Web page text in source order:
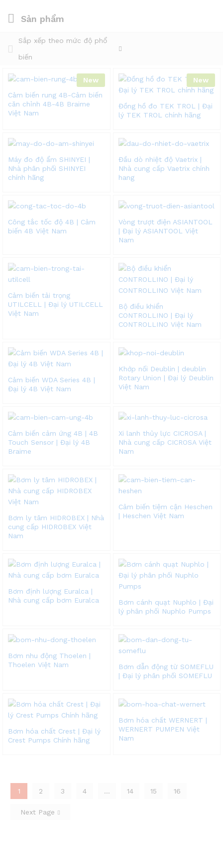
Sản phẩm
Sắp xếp theo mức độ phổ
biến
New
Cảm biến rung 4B-Cảm biến
căn chỉnh 4B-4B Braime
Việt Nam
New
Đồng hồ đo TEK TROL | Đại
lý TEK TROL chính hãng
Máy đo độ ẩm SHINYEI |
Nhà phân phối SHINYEI
chính hãng
Đầu dò nhiệt độ Vaetrix |
Nhà cung cấp Vaetrix chính
hang
Công tắc tốc độ 4B | Cảm
biến 4B Việt Nam
Vòng trượt điện ASIANTOOL
| Đại lý ASIANTOOL Việt
Nam
Cảm biến tải trọng
UTILCELL | Đại lý UTILCELL
Việt Nam
Bộ điều khiển
CONTROLLINO | Đại lý
CONTROLLINO Việt Nam
Cảm biến WDA Series 4B |
Đại lý 4B Việt Nam
Khớp nối Deublin | deublin
Rotary Union | Đại lý Deublin
Việt Nam
Cảm biến cảm ứng 4B | 4B
Touch Sensor | Đại lý 4B
Braime
Xi lanh thủy lực CICROSA |
Nhà cung cấp CICROSA Việt
Nam
Bơm ly tâm HIDROBEX | Nhà
cung cấp HIDROBEX Việt
Nam
Cảm biến tiệm cận Heschen
| Heschen Việt Nam
Bơm định lượng Euralca |
Nhà cung cấp bơm Euralca
Bơm cánh quạt Nuphlo | Đại
lý phân phối Nuphlo Pumps
Bơm nhu động Thoelen |
Thoelen Việt Nam
Bơm dẫn động từ SOMEFLU
| Đại lý phân phối SOMEFLU
Bơm hóa chất Crest | Đại lý
Crest Pumps Chính hãng
Bơm hóa chất WERNERT |
WERNERT PUMPEN Việt
Nam
1 2 3 4 … 14 15 16
Next Page